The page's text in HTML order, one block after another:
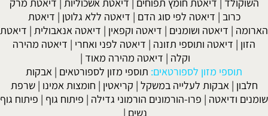
כרוב | דיאטה לפי סוג הדם | דיאטה ללא גלוטן | דיאטת
הארומה | דיאטה ושומנים | דיאטה וקפאין | דיאטה אנאבולית | דיאטת
הזון | דיאטה ותוספי תזונה | דיאטה לפני ואחרי | דיאטה מהירה
וקלה | דיאטה מהירה מאוד |
תוספי מזון לספורטאים: תוספי מזון לספורטאים | אבקות
חלבון | אבקות לעלייה במשקל | קריאטין | חומצות אמינו |שרפת
שומנים ודיאטה | פרו-הורמונים הורמוני גדילה | פיתוח גוף | פיתוח גוף
נשים |